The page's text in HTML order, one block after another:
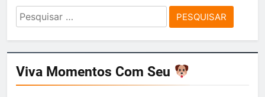
Pesquisar
por:
Viva Momentos Com Seu